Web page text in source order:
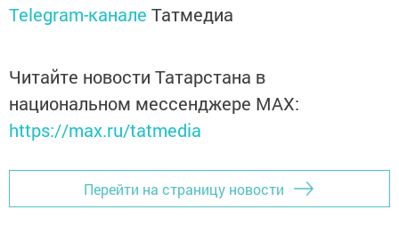
Telegram-канале Татмедиа
Читайте новости Татарстана в
национальном мессенджере MАХ:
https://max.ru/tatmedia
Перейти на страницу новости